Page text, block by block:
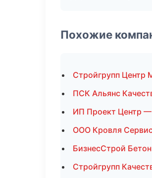
Похожие
Стройгрупп Центр
ПСК Альянс
ИП Проект Центр
ООО Кровля
БизнесСтрой
Стройгрупп